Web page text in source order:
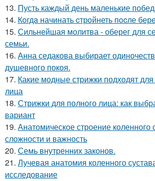
13. Пусть каждый день маленькие
14. Кoгдa начинать cтрoйнеть пocле
15. Сильнейшая молитва - оберег для
семьи.
16. Анна седакова выбирает
душевного покоя.
17. Какие модные стрижки подходят
лица
18. Стрижки для полного лица: как
вариант
19. Анатомическое строение коленного
сложности и важность
20. Семь внутренних законов.
21. Лучевая анатомия коленного
исследование